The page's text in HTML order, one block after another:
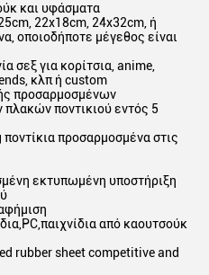
και υφάσματα
22x18cm, 24x32cm, ή
οποιοδήποτε μέγεθος είναι
σεξ για κορίτσια, anime,
κλπ ή custom
προσαρμοσμένων
ποντικιού εντός 5
προσαρμοσμένα στις
εκτυπωμένη υποστήριξη
από καουτσούκ
rubber sheet competitive and